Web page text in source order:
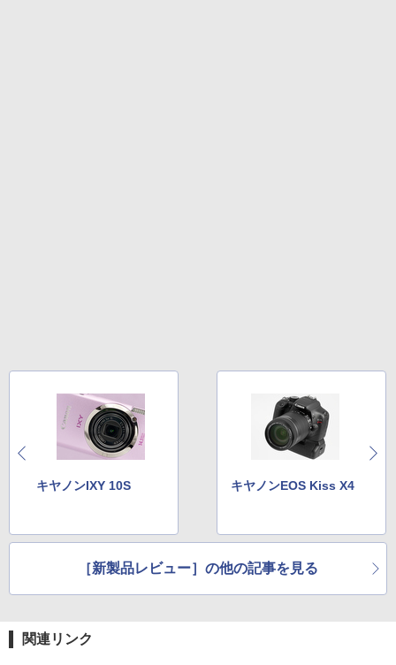
キヤノンIXY 10S キヤノンEOS Kiss X4
［新製品レビュー］の他の記事を見る
関連リンク